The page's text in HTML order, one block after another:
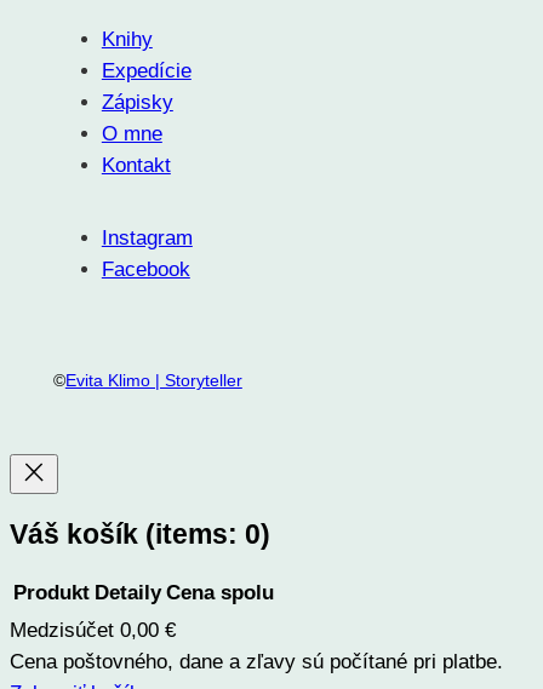
Knihy
Expedície
Zápisky
O mne
Kontakt
Instagram
Facebook
©Evita Klimo | Storyteller
Váš košík (items: 0)
Produkty
Produkt Detaily Cena spolu
Medzisúčet 0,00 €
Cena poštovného, dane a zľavy sú počítané pri platbe.